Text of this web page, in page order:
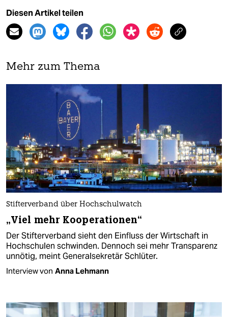
Diesen Artikel teilen
Mehr zum Thema
Stifterverband über Hochschulwatch
„Viel mehr Kooperationen“
Der Stifterverband sieht den Einfluss der Wirtschaft in
Hochschulen schwinden. Dennoch sei mehr Transparenz
unnötig, meint Generalsekretär Schlüter.
Interview von Anna Lehmann